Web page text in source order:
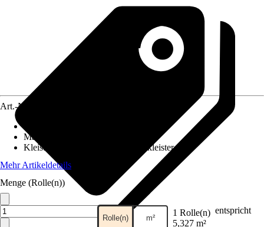
Art.-Nr.
Maße (BxH)
Kleisterempfehlung
Vliestapetenkleister
Mehr Artikeldetails
Menge (Rolle(n))
Rolle(n) m² 1 Rolle(n) entspricht
5,327 m²